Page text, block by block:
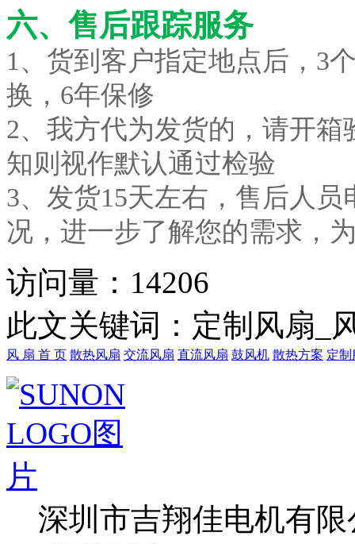
六、售后跟踪服务
1、货到客户指定地点后，3
换，6年保修
2、我方代为发货的，请开
知则视作默认通过检验
3、发货15天左右，售后人
况，进一步了解您的需求，
访问量： 14206
此文关键词： 定制风扇_
风 扇 首 页 散热风扇 交流风扇 直流风扇 鼓风机 散热方案 定制
深圳市吉翔佳电机有